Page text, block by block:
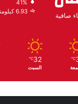
صافية
41%
6.93 كيلومتر/ساعة
℃
32
℃
السبت